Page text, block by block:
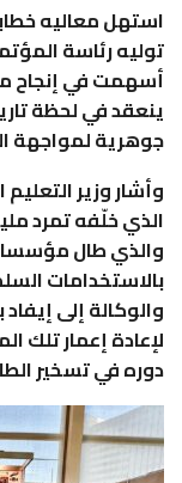
توليه رئاسة
أسهمت في إنجاح
ينعقد في لحظة
جوهرية لمواجهة
وأشار وزير
والذي طال
بالاستخدامات
والوكالة إلى
لإعادة إعمار تلك
دوره في تسخير